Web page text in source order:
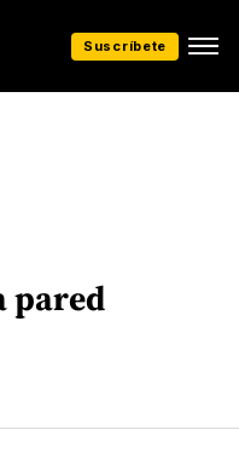
Suscríbete
pared